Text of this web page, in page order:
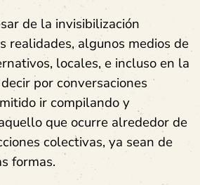
de la invisibilización
realidades, algunos medios de
locales, e incluso en la
por conversaciones
ir compilando y
que ocurre alrededor de
colectivas, ya sean de
formas.